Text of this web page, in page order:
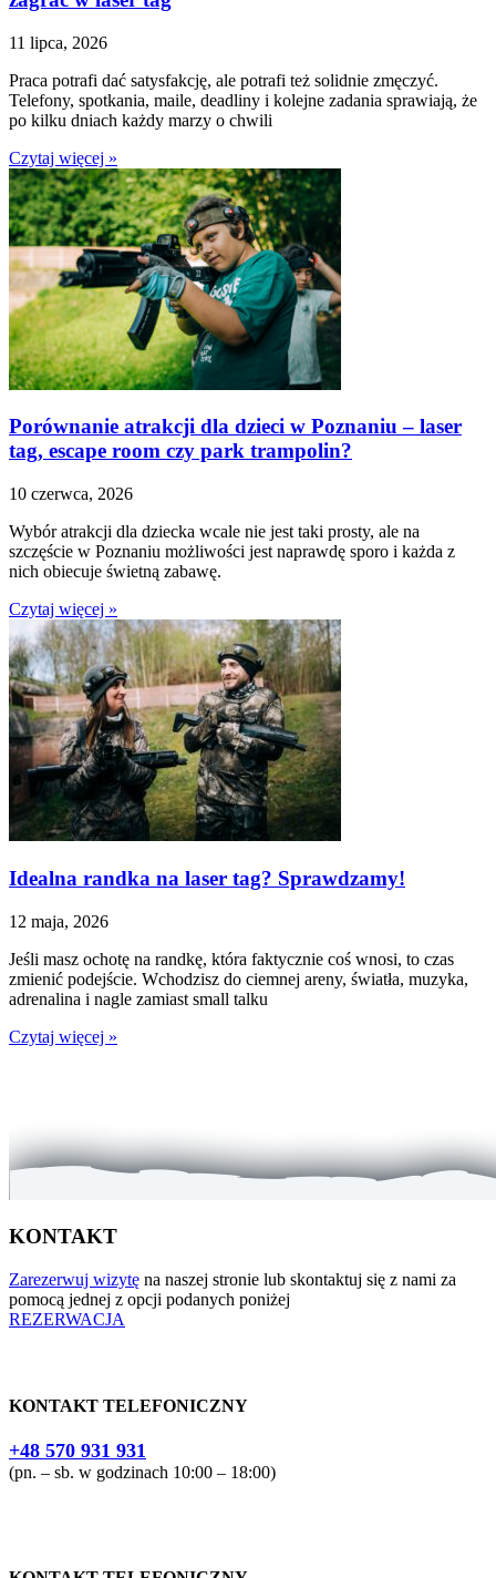
11 lipca, 2026
Praca potrafi dać satysfakcję, ale potrafi też solidnie zmęczyć.
Telefony, spotkania, maile, deadliny i kolejne zadania sprawiają, że
po kilku dniach każdy marzy o chwili
Czytaj więcej »
Porównanie atrakcji dla dzieci w Poznaniu – laser
tag, escape room czy park trampolin?
10 czerwca, 2026
Wybór atrakcji dla dziecka wcale nie jest taki prosty, ale na
szczęście w Poznaniu możliwości jest naprawdę sporo i każda z
nich obiecuje świetną zabawę.
Czytaj więcej »
Idealna randka na laser tag? Sprawdzamy!
12 maja, 2026
Jeśli masz ochotę na randkę, która faktycznie coś wnosi, to czas
zmienić podejście. Wchodzisz do ciemnej areny, światła, muzyka,
adrenalina i nagle zamiast small talku
Czytaj więcej »
KONTAKT
Zarezerwuj wizytę na naszej stronie lub skontaktuj się z nami za
pomocą jednej z opcji podanych poniżej
REZERWACJA
KONTAKT TELEFONICZNY
+48 570 931 931
(pn. – sb. w godzinach 10:00 – 18:00)